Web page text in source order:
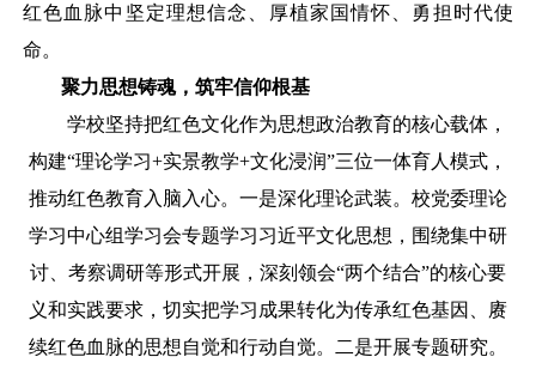
红色血脉中坚定理想信念、厚植家国情怀、勇担时代使
命。
聚力思想铸魂，筑牢信仰根基
学校坚持把红色文化作为思想政治教育的核心载体，
构建“理论学习+实景教学+文化浸润”三位一体育人模式，
推动红色教育入脑入心。一是深化理论武装。校党委理论
学习中心组学习会专题学习习近平文化思想，围绕集中研
讨、考察调研等形式开展，深刻领会“两个结合”的核心要
义和实践要求，切实把学习成果转化为传承红色基因、赓
续红色血脉的思想自觉和行动自觉。二是开展专题研究。